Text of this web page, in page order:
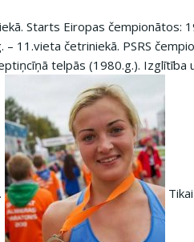
Starts Eiropas čempionātos:
11.vieta četriniekā. PSRS
telpās (1980.g.). Izglītība